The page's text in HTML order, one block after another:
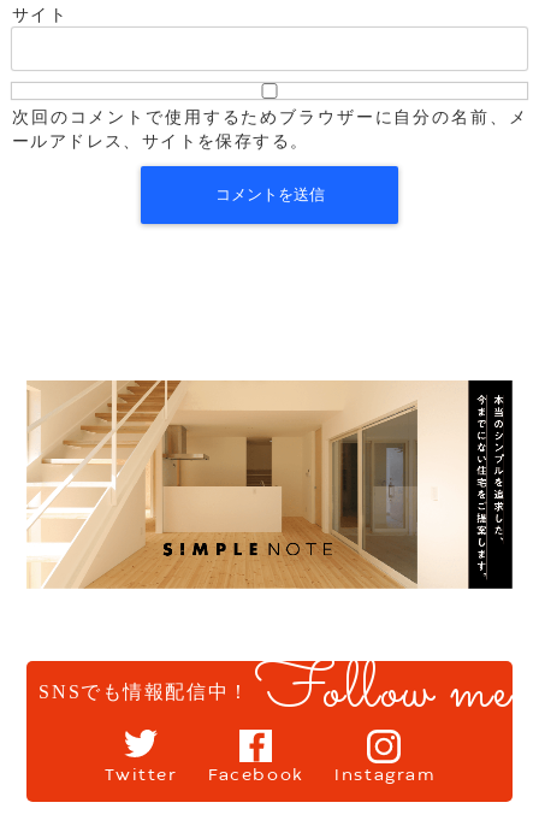
サイト
次回のコメントで使用するためブラウザーに自分の名前、メ
ールアドレス、サイトを保存する。
SNSでも情報配信中！ Follow me
Twitter Facebook Instagram